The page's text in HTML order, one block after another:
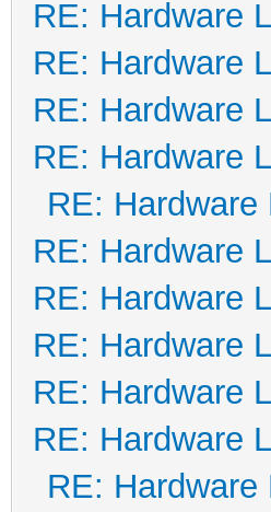
RE: Hardware
RE: Hardware
RE: Hardware
RE: Hardware
RE: Hardware
RE: Hardware
RE: Hardware
RE: Hardware
RE: Hardware
RE: Hardware
RE: Hardware